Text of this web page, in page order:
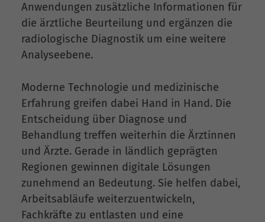
Anwendungen zusätzliche Informationen für
die ärztliche Beurteilung und ergänzen die
radiologische Diagnostik um eine weitere
Analyseebene.
Moderne Technologie und medizinische
Erfahrung greifen dabei Hand in Hand. Die
Entscheidung über Diagnose und
Behandlung treffen weiterhin die Ärztinnen
und Ärzte. Gerade in ländlich geprägten
Regionen gewinnen digitale Lösungen
zunehmend an Bedeutung. Sie helfen dabei,
Arbeitsabläufe weiterzuentwickeln,
Fachkräfte zu entlasten und eine